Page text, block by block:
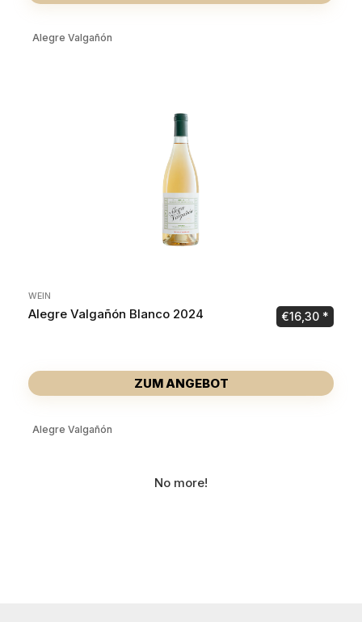
Alegre Valgañón
WEIN
Alegre Valgañón Blanco 2024 €16,30
ZUM ANGEBOT
Alegre Valgañón
No more!